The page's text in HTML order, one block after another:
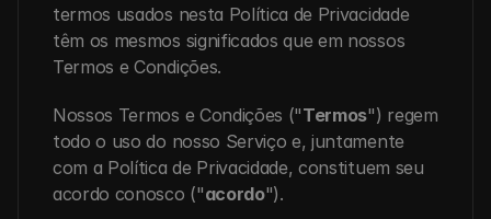
termos usados nesta Política de Privacidade
têm os mesmos significados que em nossos
Termos e Condições.
Nossos Termos e Condições ("Termos") regem
todo o uso do nosso Serviço e, juntamente
com a Política de Privacidade, constituem seu
acordo conosco ("acordo").